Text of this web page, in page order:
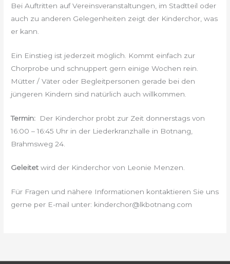
Bei Auftritten auf Vereinsveranstaltungen, im Stadtteil oder
auch zu anderen Gelegenheiten zeigt der Kinderchor, was
er kann.
Ein Einstieg ist jederzeit möglich. Kommt einfach zur
Chorprobe und schnuppert gern einige Wochen rein.
Mütter / Väter oder Begleitpersonen gerade bei den
jüngeren Kindern sind natürlich auch willkommen.
Termin:
Der Kinderchor probt zur Zeit donnerstags von
16:00 – 16:45 Uhr in der Liederkranzhalle in Botnang,
Brahmsweg 24.
Geleitet wird der Kinderchor von Leonie Menzen.
Für Fragen und nähere Informationen kontaktieren Sie uns
gerne per E-mail unter: kinderchor@lkbotnang.com